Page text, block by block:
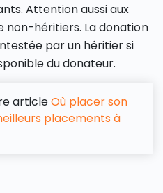
Attention aussi aux
non-héritiers. La donation
par un héritier si
du donateur.
articleOù placer son
placements à